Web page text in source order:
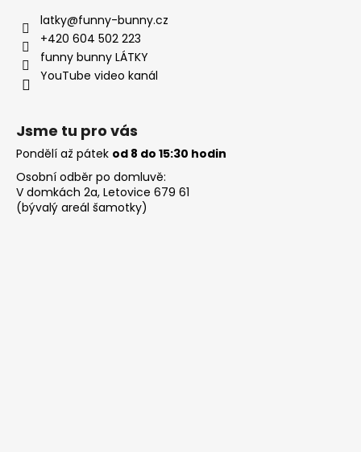
latky@funny-bunny.cz
+420 604 502 223
funny bunny LÁTKY
YouTube video kanál
Jsme tu pro vás
Pondělí až pátek od 8 do 15:30 hodin
Osobní odběr po domluvě:
V domkách 2a, Letovice 679 61
(bývalý areál šamotky)